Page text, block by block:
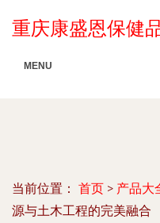
重庆康盛恩保健
MENU
当前位置： 首页 > 产品大
源与土木工程的完美融合